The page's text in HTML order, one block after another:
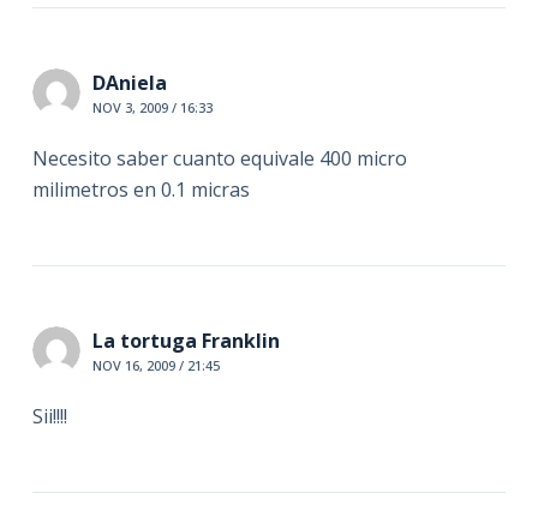
DAniela
NOV 3, 2009 / 16:33
Necesito saber cuanto equivale 400 micro
milimetros en 0.1 micras
La tortuga Franklin
NOV 16, 2009 / 21:45
Sii!!!!